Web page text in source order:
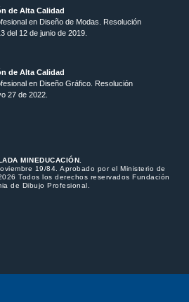
de Alta Calidad
en Diseño de Modas. Resolución
del 12 de junio de 2019.
de Alta Calidad
en Diseño Gráfico. Resolución
27 de 2022.
MINEDUCACIÓN.
19/84. Aprobado por el Ministerio de
Todos los derechos reservados Fundación
de Dibujo Profesional.